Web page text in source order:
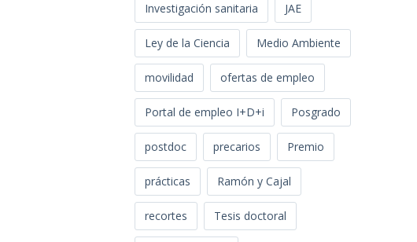
Investigación sanitaria JAE
Ley de la Ciencia Medio Ambiente
movilidad ofertas de empleo
Portal de empleo I+D+i Posgrado
postdoc precarios Premio
prácticas Ramón y Cajal
recortes Tesis doctoral